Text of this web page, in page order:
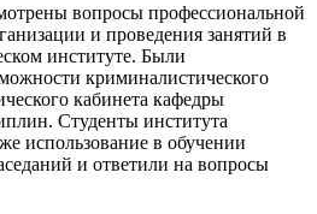
вопросы профессиональной
и проведения занятий в
институте. Были
криминалистического
кабинета кафедры
Студенты института
использование в обучении
и ответили на вопросы